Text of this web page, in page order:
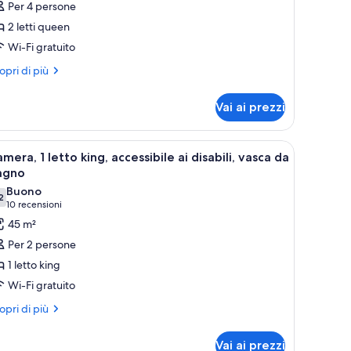
Per 4 persone
2 letti queen
Wi-Fi gratuito
di più
Vai ai prezzi
con tende.
scrivania con una sedia, una televisione e una finestra con tende.
Camera d'albergo con un letto grande, una
5
1 letto king, accessibile ai disabili, vasca da
su 10
Buono
10 recensioni
(10
recensioni)
45 m²
Per 2 persone
1 letto king
Wi-Fi gratuito
di più
Vai ai prezzi